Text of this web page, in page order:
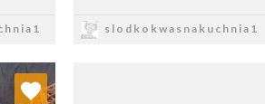
slodkokwasnakuchnia1